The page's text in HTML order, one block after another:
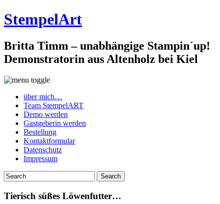
StempelArt
Britta Timm – unabhängige Stampin´up!
Demonstratorin aus Altenholz bei Kiel
über mich…
Team StempelART
Demo werden
Gastgeberin werden
Bestellung
Kontaktformular
Datenschutz
Impressum
Tierisch süßes Löwenfutter…